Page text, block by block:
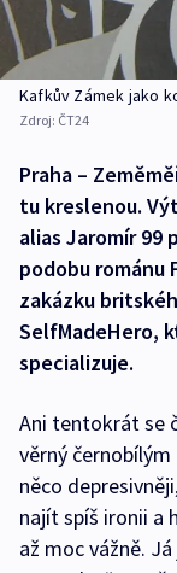
Kafkův Zámek jako
Zdroj: ČT24
Praha –
tu kreslenou.
alias Jaromír 99
podobu románu
zakázku
SelfMadeHero,
specializuje.
Ani tentokrát se
věrný
něco
najít spíš ironii a
až moc vážně.